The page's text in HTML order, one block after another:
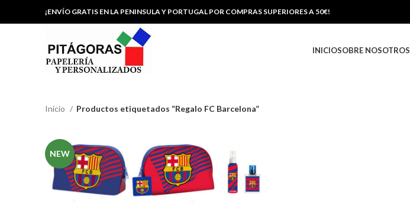
¡ENVÍO GRATIS EN LA PENINSULA Y PORTUGAL POR COMPRAS SUPERIORES A 50€!
INICIOSOBRE NOSOTROS
Inicio Productos etiquetados “Regalo FC Barcelona”
NEW